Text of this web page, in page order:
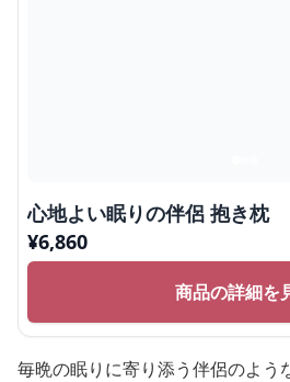
心地よい眠りの伴侶 抱き枕
¥6,860
商品の詳細を
毎晩の眠りに寄り添う伴侶のよう